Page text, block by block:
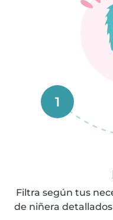
1
Filtra según tus
de niñera